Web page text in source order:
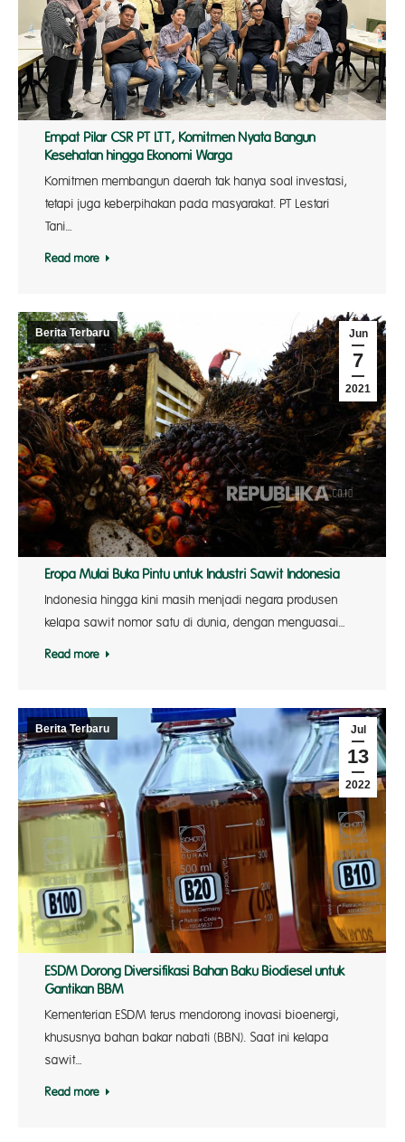
Empat Pilar CSR PT LTT, Komitmen Nyata Bangun
Kesehatan hingga Ekonomi Warga
Komitmen membangun daerah tak hanya soal investasi,
tetapi juga keberpihakan pada masyarakat. PT Lestari
Tani…
Read more
Jun
7
2021
Berita Terbaru
Eropa Mulai Buka Pintu untuk Industri Sawit Indonesia
Indonesia hingga kini masih menjadi negara produsen
kelapa sawit nomor satu di dunia, dengan menguasai…
Read more
Jul
13
2022
Berita Terbaru
ESDM Dorong Diversifikasi Bahan Baku Biodiesel untuk
Gantikan BBM
Kementerian ESDM terus mendorong inovasi bioenergi,
khususnya bahan bakar nabati (BBN). Saat ini kelapa
sawit…
Read more